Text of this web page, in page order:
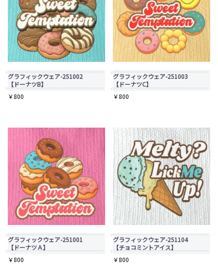
ジ
か
ら
選
択
き
ペ
ー
ジ
か
ら
選
択
き
ま
す
あ
ま
す。
オ
プ
シ
は
品
ジ
か
ら
選
択
グラフィックウェア-251002
【ドーナツB】
￥800
グラフィックウェア-251003
【ドーナツC】
￥800
グラフィックウェア-251001
【ドーナツＡ】
￥800
グラフィックウェア-251104
【チョコミントアイス】
￥800